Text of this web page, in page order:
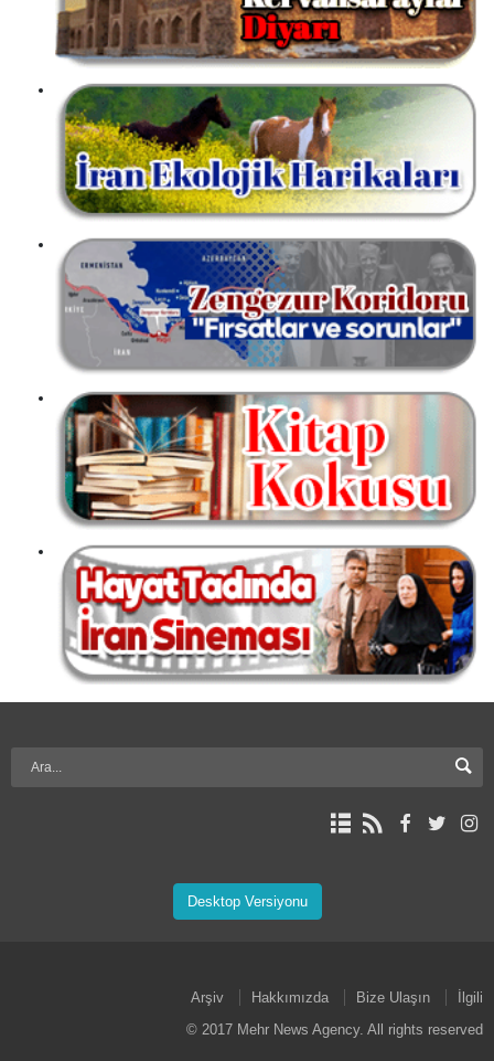
Desktop Versiyonu
Arşiv Hakkımızda Bize Ulaşın
İlgili
© 2017 Mehr News Agency. All rights reserved